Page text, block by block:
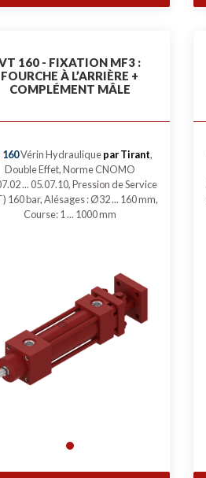
160 - FIXATION MF3 :
FOURCHE À L’ARRIÈRE +
COMPLÉMENT MÂLE
160Vérin Hydrauliquepar Tirant,
Double Effet, Norme CNOMO
... 05.07.10, Pression de Service
160 bar, Alésages : Ø32 ... 160 mm,
Course: 1 ... 1000 mm